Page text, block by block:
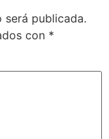
publicada.
con *